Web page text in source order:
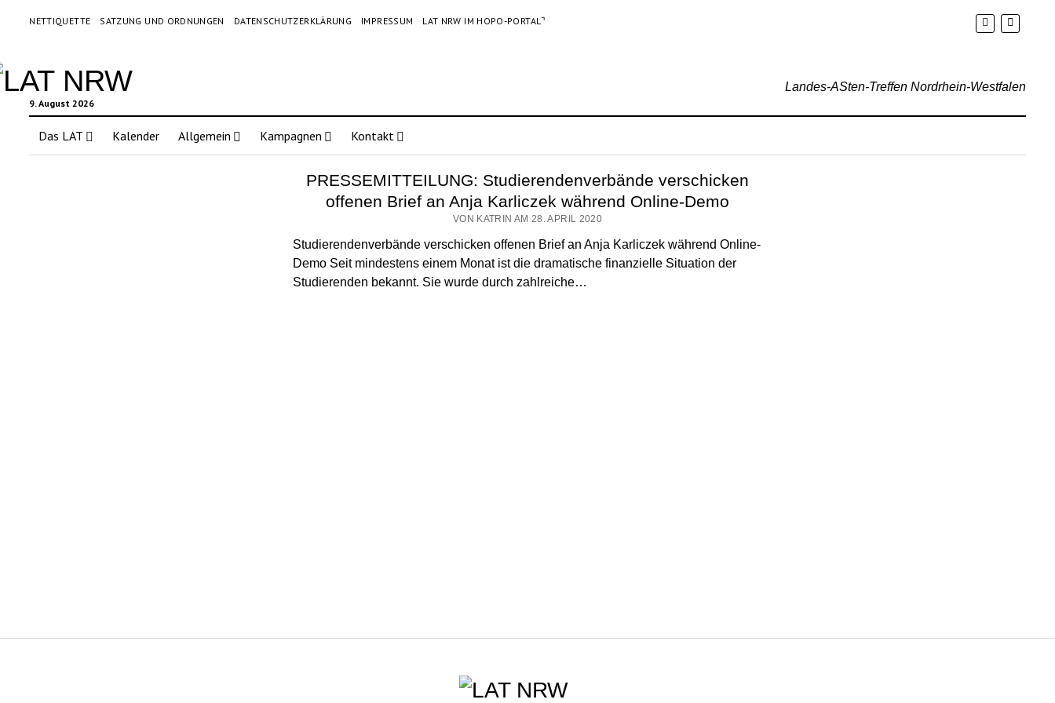
NETTIQUETTE SATZUNG UND ORDNUNGEN DATENSCHUTZERKLÄRUNG IMPRESSUM LAT NRW IM HOPO-PORTAL⌝
9. August 2026
Landes-ASten-Treffen Nordrhein-Westfalen
Das LAT Kalender Allgemein Kampagnen Kontakt
PRESSEMITTEILUNG: Studierendenverbände verschicken
offenen Brief an Anja Karliczek während Online-Demo
VON KATRIN AM 28. APRIL 2020
Studierendenverbände verschicken offenen Brief an Anja Karliczek während Online-
Demo Seit mindestens einem Monat ist die dramatische finanzielle Situation der
Studierenden bekannt. Sie wurde durch zahlreiche…